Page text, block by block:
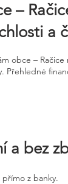
–
a
obce –
Přehledné
a bez
z banky.